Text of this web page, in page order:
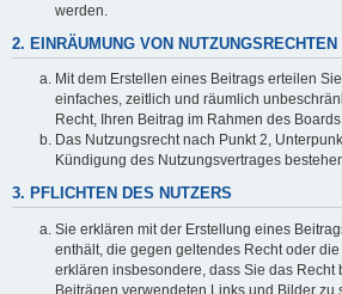
werden.
2. EINRÄUMUNG VON NUTZUNGSRECHTEN
Mit dem Erstellen eines Beitrags erteilen
einfaches, zeitlich und räumlich
Recht, Ihren Beitrag im Rahmen des
Das Nutzungsrecht nach Punkt 2,
Kündigung des Nutzungsvertrages
3. PFLICHTEN DES NUTZERS
Sie erklären mit der Erstellung eines
enthält, die gegen geltendes Recht oder
erklären insbesondere, dass Sie das Recht
Beiträgen verwendeten Links und Bilder zu